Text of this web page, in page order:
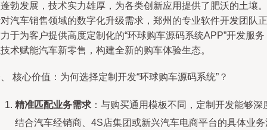
勃发展，技术实力雄厚，为各类创新应用提供了肥沃的土壤。
汽车销售领域的数字化升级需求，郑州的专业软件开发团队正
于为客户提供高度定制化的“环球购车源码系统APP”开发服务
术赋能汽车新零售，构建全新的购车体验生态。
核心价值：为何选择定制开发“环球购车源码系统”？
精准匹配业务需求 ：与购买通用模板不同，定制开发能够深
结合汽车经销商、4S店集团或新兴汽车电商平台的具体业务